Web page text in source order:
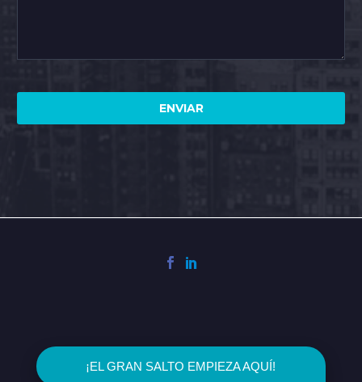
¡EL GRAN SALTO EMPIEZA AQUÍ!
2023 © Ingenio Consultoría & Emprendimiento